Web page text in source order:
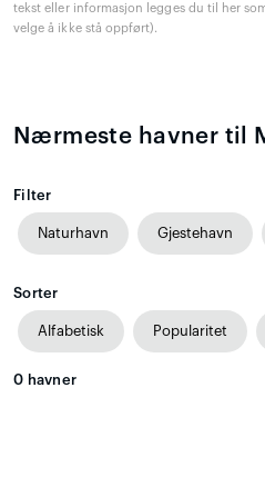
tekst eller informasjon legges du til her
velge å ikke stå oppført).
Nærmeste havner til
Filter
Naturhavn Gjestehavn
Sorter
Alfabetisk Popularitet
0 havner